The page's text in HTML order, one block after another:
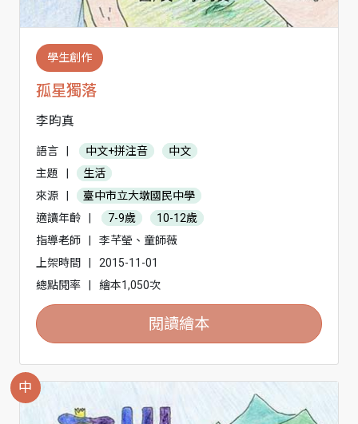
學生創作
孤星獨落
李昀真
語言 中文+拼注音
中文
主題
生活
來源
臺中市立大墩國民中學
適讀年齡
7-9歲
10-12歲
指導老師
李芊瑩、童師薇
上架時間
2015-11-01
總點閱率
繪本1,050次
閱讀繪本
中